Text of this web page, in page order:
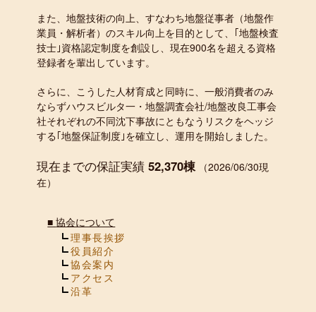
また、地盤技術の向上、すなわち地盤従事者（地盤作
業員・解析者）のスキル向上を目的として、｢地盤検査
技士｣資格認定制度を創設し、現在900名を超える資格
登録者を輩出しています。
さらに、こうした人材育成と同時に、一般消費者のみ
ならずハウスビルタ一・地盤調査会社/地盤改良工事会
社それぞれの不同沈下事故にともなうリスクをヘッジ
する｢地盤保証制度｣を確立し、運用を開始しました。
現在までの保証実績52,370棟
（2026/06/30現
在）
■協会について
理事長挨拶
役員紹介
協会案内
アクセス
沿革